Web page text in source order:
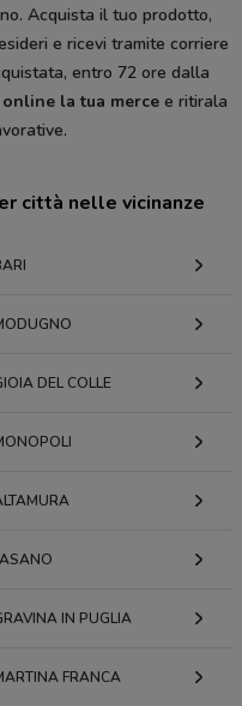
Acquista il tuo prodotto,
e ricevi tramite corriere
entro 72 ore dalla
la tua merce e ritirala
città nelle vicinanze
DEL COLLE
IN PUGLIA
FRANCA